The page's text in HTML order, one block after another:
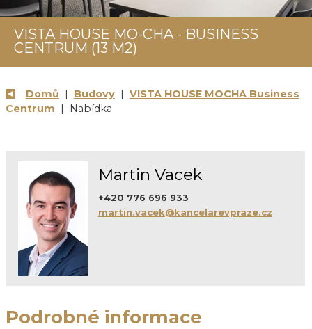
VISTA HOUSE MO-CHA - BUSINESS
CENTRUM (13 M2)
Domů | Budovy| VISTA HOUSE MOCHA Business
Centrum | Nabídka
Martin Vacek
+420 776 696 933
martin.vacek@kancelarevpraze.cz
Podrobné informace